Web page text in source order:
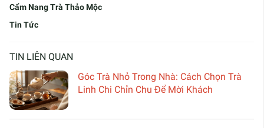
Cẩm Nang Trà Thảo Mộc
Tin Tức
TIN LIÊN QUAN
Góc Trà Nhỏ Trong Nhà: Cách Chọn Trà
Linh Chi Chỉn Chu Để Mời Khách